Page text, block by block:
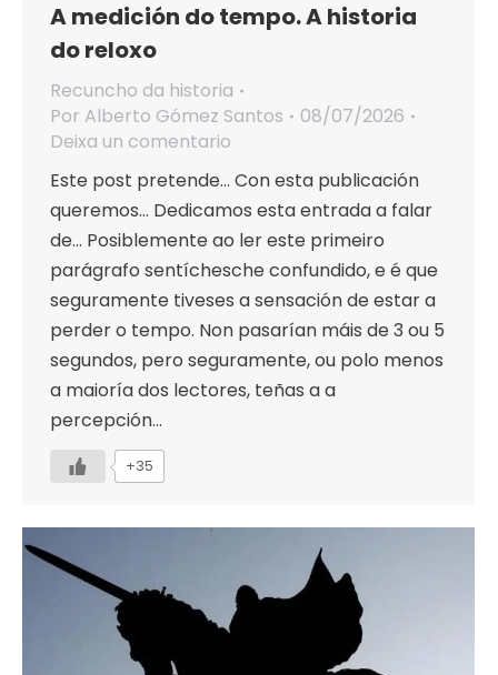
A medición do tempo. A historia
do reloxo
Recuncho da historia
Por Alberto Gómez Santos
08/07/2026
Deixa un comentario
Este post pretende… Con esta publicación
queremos… Dedicamos esta entrada a falar
de… Posiblemente ao ler este primeiro
parágrafo sentíchesche confundido, e é que
seguramente tiveses a sensación de estar a
perder o tempo. Non pasarían máis de 3 ou 5
segundos, pero seguramente, ou polo menos
a maioría dos lectores, teñas a a
percepción…
+35